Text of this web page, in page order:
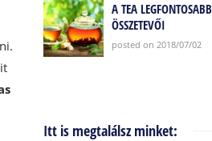
A TEA LEGFONTOSABB
ÖSSZETEVŐI
posted on 2018/07/02
Itt is megtalálsz minket: